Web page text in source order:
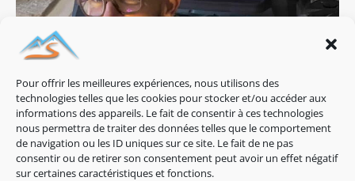
Pour offrir les meilleures expériences, nous utilisons des
technologies telles que les cookies pour stocker et/ou accéder aux
informations des appareils. Le fait de consentir à ces technologies
nous permettra de traiter des données telles que le comportement
de navigation ou les ID uniques sur ce site. Le fait de ne pas
consentir ou de retirer son consentement peut avoir un effet négatif
sur certaines caractéristiques et fonctions.